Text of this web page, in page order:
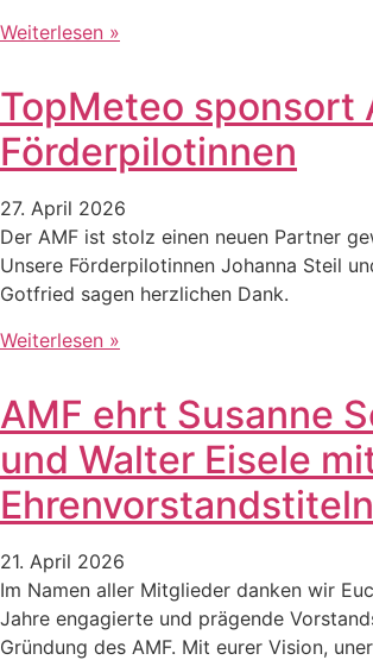
Weiterlesen »
TopMeteo sponsort
Förderpilotinnen
27. April 2026
Der AMF ist stolz einen neuen Partner
Unsere Förderpilotinnen Johanna Steil
Gotfried sagen herzlichen Dank.
Weiterlesen »
AMF ehrt Susanne
und Walter Eisele
Ehrenvorstandstiteln
21. April 2026
Im Namen aller Mitglieder danken wir
Jahre engagierte und prägende
Gründung des AMF. Mit eurer Vision,